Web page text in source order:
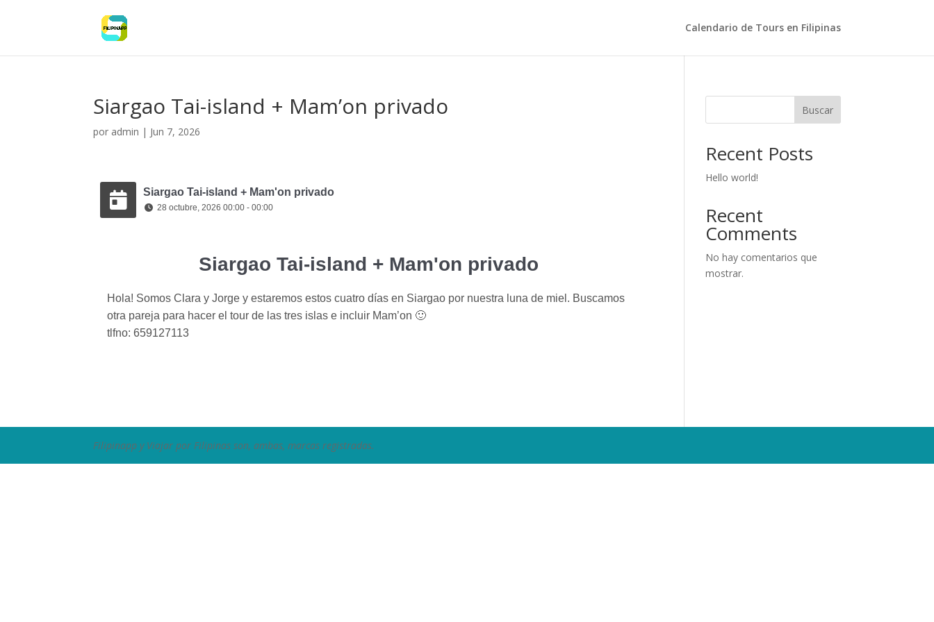
Calendario de Tours en Filipinas
Siargao Tai-island + Mam’on privado
por admin | Jun 7, 2026
Siargao Tai-island + Mam'on privado
28 octubre, 2026 00:00 - 00:00
Siargao Tai-island + Mam'on privado
Hola! Somos Clara y Jorge y estaremos estos cuatro días en Siargao por nuestra luna de miel. Buscamos
otra pareja para hacer el tour de las tres islas e incluir Mam’on 🙂
tlfno: 659127113
Buscar
Recent Posts
Hello world!
Recent
Comments
No hay comentarios que
mostrar.
Filipinapp y Viajar por Filipinas son, ambas, marcas registradas.